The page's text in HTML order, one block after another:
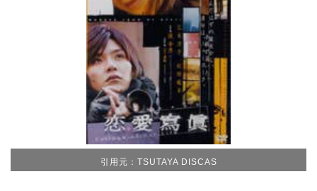
引用元：TSUTAYA DISCAS